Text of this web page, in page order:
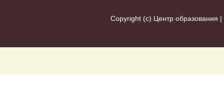
Copyright (c) Центр образования |